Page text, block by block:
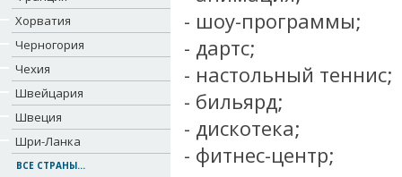
Хорватия
Черногория
Чехия
Швейцария
Швеция
Шри-Ланка
ВСЕ СТРАНЫ...
- шоу-программы;
- дартс;
- настольный теннис;
- бильярд;
- дискотека;
- фитнес-центр;